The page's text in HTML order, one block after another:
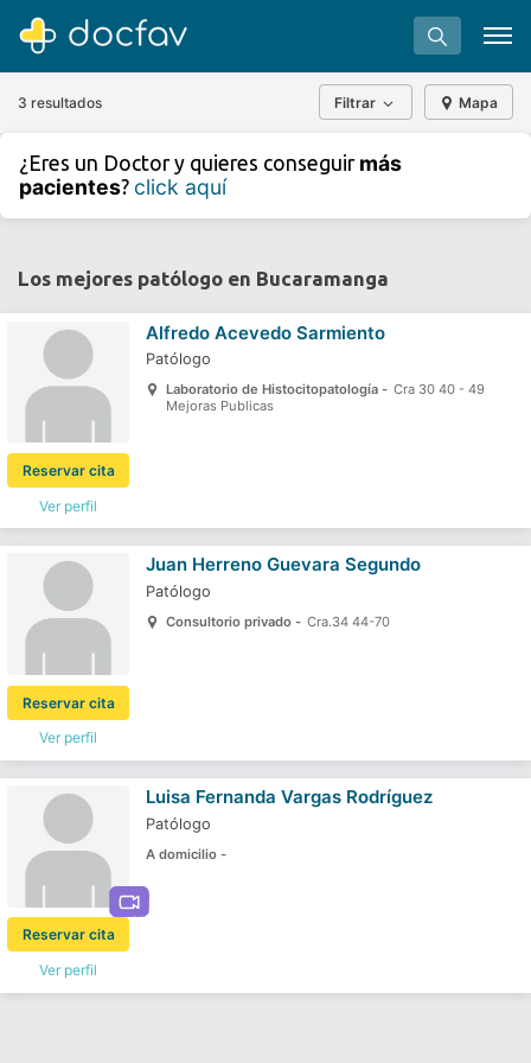
Buscar
¿Eres un doctor?
3 resultados Filtrar Mapa
¿Eres un Doctor y quieres conseguir más
pacientes? click aquí
Los mejores patólogo en Bucaramanga
Ver perfil
Reservar cita
Alfredo Acevedo Sarmiento
Patólogo
Laboratorio de Histocitopatología - Cra 30 40 - 49
Mejoras Publicas
Ver perfil
Reservar cita
Juan Herreno Guevara Segundo
Patólogo
Consultorio privado - Cra.34 44-70
Ver perfil
Reservar cita
Luisa Fernanda Vargas Rodríguez
Patólogo
A domicilio -
⇧
©
contributors.